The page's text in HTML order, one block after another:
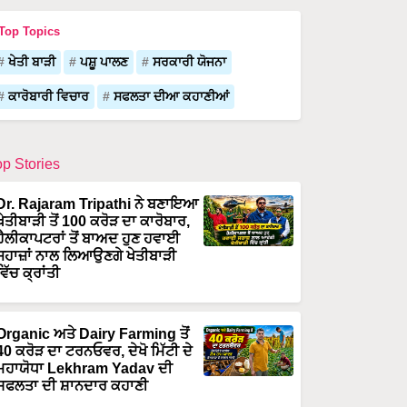
Topics
ਖੇਤੀ ਬਾੜੀ ਪਸ਼ੂ ਪਾਲਣ ਸਰਕਾਰੀ ਯੋਜਨਾ
ਕਾਰੋਬਾਰੀ ਵਿਚਾਰ ਸਫਲਤਾ ਦੀਆ ਕਹਾਣੀਆਂ
Stories
Rajaram Tripathi ਨੇ ਬਣਾਇਆ
ਤੋਂ 100 ਕਰੋੜ ਦਾ ਕਾਰੋਬਾਰ,
ਤੋਂ ਬਾਅਦ ਹੁਣ ਹਵਾਈ
ਨਾਲ ਲਿਆਉਣਗੇ ਖੇਤੀਬਾੜੀ
ਕ੍ਰਾਂਤੀ
ਅਤੇ Dairy Farming ਤੋਂ
ਕਰੋੜ ਦਾ ਟਰਨਓਵਰ, ਦੇਖੋ ਮਿੱਟੀ ਦੇ
Lekhram Yadav ਦੀ
ਦੀ ਸ਼ਾਨਦਾਰ ਕਹਾਣੀ